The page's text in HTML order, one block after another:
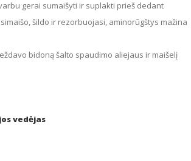
šildo ir rezorbuojasi, aminorūgštys mažina
vedėjas